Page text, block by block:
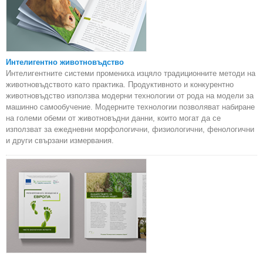
Интелигентно животновъдство
Интелигентните системи промениха изцяло традиционните методи на
животновъдството като практика. Продуктивното и конкурентно
животновъдство използва модерни технологии от рода на модели за
машинно самообучение. Модерните технологии позволяват набиране
на големи обеми от животновъдни данни, които могат да се
използват за ежедневни морфологични, физиологични, фенологични
и други свързани измервания.